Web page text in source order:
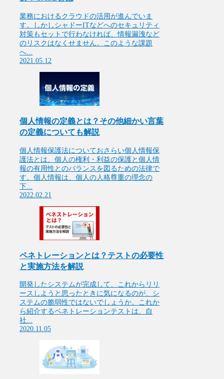
業務におけるクラウドの活用が進んでいま
す。しかしシャドーITなどへのセキュリティ
対策もセットで行わなければ、情報漏洩など
のリスクはなくせません。このような課題
へ...
2021.05.12
個人情報の定義とは？その他細かい言葉
の定義についても解説
個人情報保護法についておさらい個人情報保
護法とは、個人の権利・利益の保護と個人情
報の有用性とのバランスを図るための法律で
す。個人情報は、個人の人格尊重の理念の
下...
2022.02.21
ペネトレーションとは？テストの必要性
と実施方法を解説
開発したシステムが完成して、これからリリ
ースしようと思ったときに気になるのが、シ
ステムの脆弱性ではないでしょうか。これか
ら紹介するペネトレーションテストは、自
社...
2020.11.05